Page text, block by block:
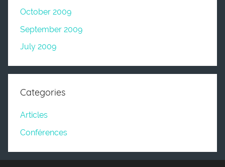
October 2009
September 2009
July 2009
Categories
Articles
Conférences